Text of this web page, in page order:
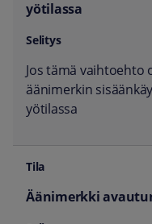
yötilassa
Jos tämä vaihtoehto
äänimerkin
yötilassa
Äänimerkki